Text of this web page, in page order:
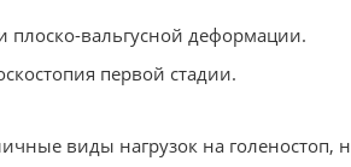
плоско-вальгусной деформации.
первой стадии.
виды нагрузок на голеностоп,